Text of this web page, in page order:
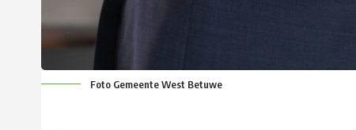
Foto Gemeente West Betuwe